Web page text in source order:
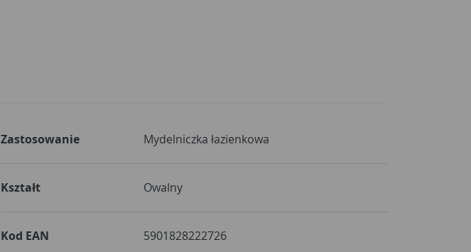
Zastosowanie Mydelniczka łazienkowa
Kształt Owalny
Kod EAN 5901828222726